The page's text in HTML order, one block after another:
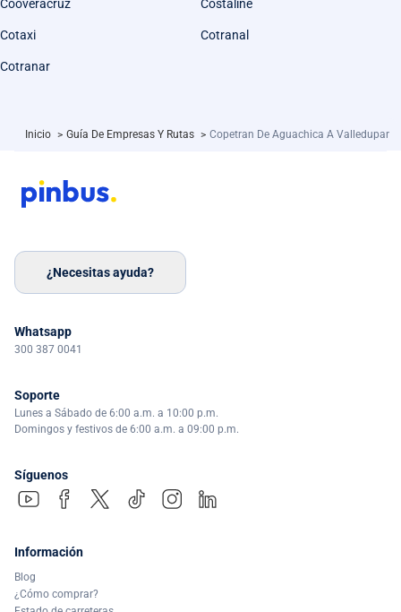
Cooveracruz Costaline
Cotaxi Cotranal
Cotranar
Inicio > Guía De Empresas Y Rutas > Copetran De Aguachica A Valledupar
¿Necesitas ayuda?
Whatsapp
300 387 0041
Soporte
Lunes a Sábado de 6:00 a.m. a 10:00 p.m.
Domingos y festivos de 6:00 a.m. a 09:00 p.m.
Síguenos
Información
Blog
¿Cómo comprar?